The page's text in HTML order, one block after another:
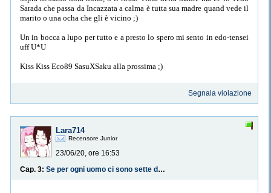
Sarada che passa da Incazzata a calma è tutta sua madre quand vede il
marito o una ocha che gli è vicino ;)
Un in bocca a lupo per tutto e a presto lo spero mi sento in edo-tensei
uff U*U
Kiss Kiss Eco89 SasuXSaku alla prossima ;)
Segnala violazione
Lara714
Recensore Junior
23/06/20, ore 16:53
Cap. 3:
Se per ogni uomo ci sono sette donne, l’aspirante fidanzato di mia sorella farebbe meglio a cercare le altre sei